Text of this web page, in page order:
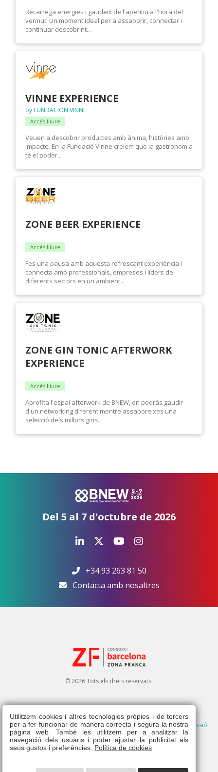
Recarrega energies i gaudeix de l'aperitiu a l'hora del
vermut. Un moment ideal per a assaborir, connectar i
continuar descobrint...
VINNE EXPERIENCE
by FUNDACION VINNE
Accés lliure
Veuen a descobrir productes amb ànima, històries amb
impacte. En la Fundació Vinne creiem que la gastronomia
té el poder...
ZONE BEER EXPERIENCE
Accés lliure
Fes una pausa amb aquesta refrescant experiència i
connecta amb professionals, empreses i líders de
diferents sectors en un ambient...
ZONE GIN TONIC AFTERWORK
EXPERIENCE
Accés lliure
Aprofita l'espai afterwork de BNEW, on podràs gaudir
d'un networking diferent mentre assaboreixes una
selecció dels millors gins.
Del 5 al 7 d'octubre de 2026
+34 93 263 81 50
Contacta amb nosaltres
© 2026 Tots els drets reservats.
Avís legal |Política de privacitat| Política de cookies|Dret d'admissió
|Canal ètic|
Utilitzem cookies i altres tecnologies pròpies i de tercers
per a fer funcionar de manera correcta i segura la nostra
pàgina web. També les utilitzem per a analitzar la
navegació dels usuaris i poder ajustar la publicitat als
seus gustos i preferències. Política de cookies